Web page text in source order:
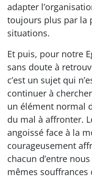
adapter
toujours plus par la
situations.
Et puis, pour notre
sans doute à
c’est un sujet qui
continuer à
un élément normal
du mal à affronter.
angoissé face à la
courageusement
chacun d’entre
mêmes souffrances